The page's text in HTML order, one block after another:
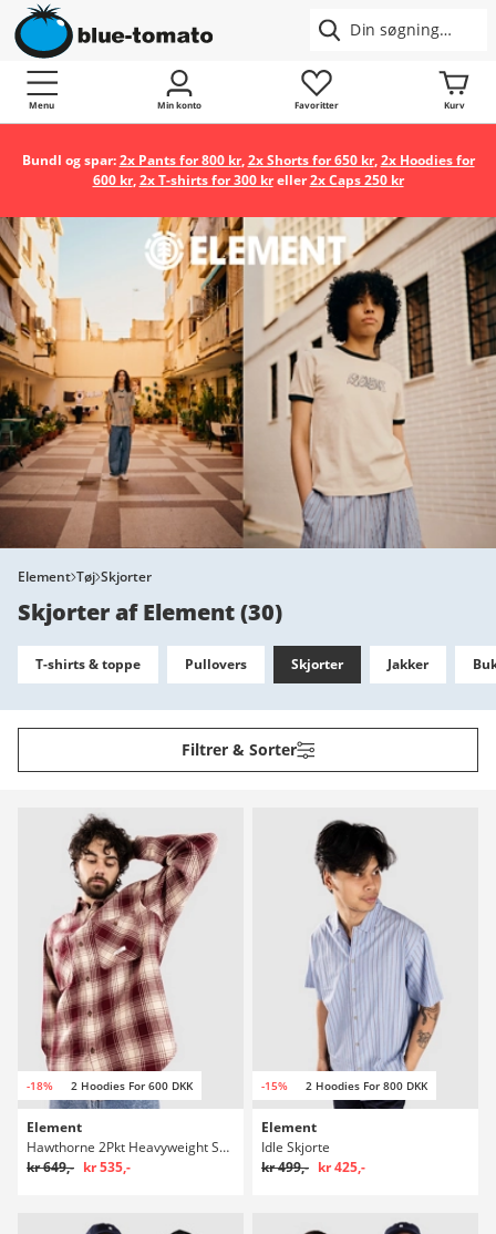
Menu Min konto Favoritter Kurv
Bundl og spar:2x Pants for 800 kr,2x Shorts for 650 kr,2x Hoodies for
600 kr,2x T-shirts for 300 kreller2x Caps 250 kr
Element Tøj Skjorter
Skjorter af Element(30)
T-shirts & toppe Pullovers Skjorter Jakker
Filtrer & Sorter
-18% 2 Hoodies For 600 DKK
Element
Hawthorne 2Pkt Heavyweight Skjorte
kr 649,- kr 535,-
-15% 2 Hoodies For 800 DKK
Element
Idle Skjorte
kr 499,- kr 425,-